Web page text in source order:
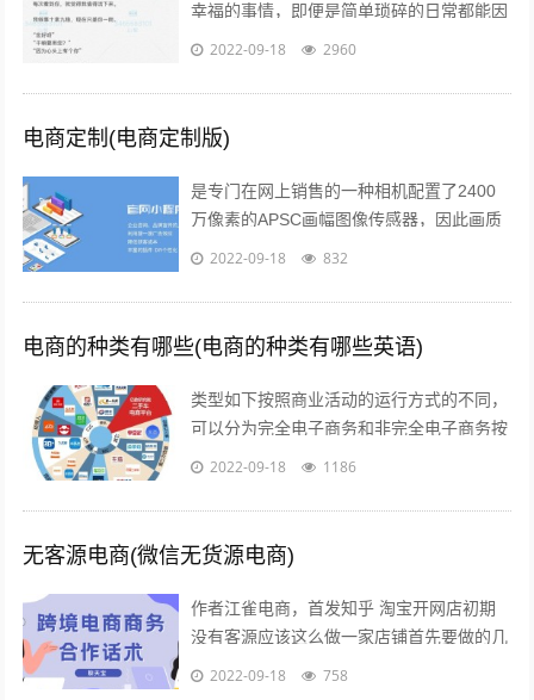
幸福的事情，即便是简单琐碎的日常都能因
此变得粉红起来下面就给大家分享一些简短
2022-09-18 2960
电商定制(电商定制版)
是专门在网上销售的一种相机配置了2400
万像素的APSC画幅图像传感器，因此画质
上的表现是令人信服的相位检测和对比度检
2022-09-18 832
电商的种类有哪些(电商的种类有哪些英语)
类型如下按照商业活动的运行方式的不同，
可以分为完全电子商务和非完全电子商务按
照商务活动的内容的不同，可以分为间接电
2022-09-18 1186
无客源电商(微信无货源电商)
作者江雀电商，首发知乎 淘宝开网店初期
没有客源应该这么做一家店铺首先要做的几
点第一步产品上架 第二步店铺装修 第三步
2022-09-18 758